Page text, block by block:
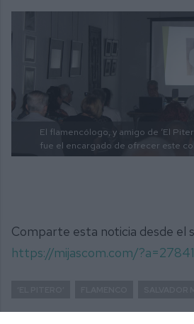
El flamencólogo, y amigo de ‘El
fue el encargado de ofrecer este
Comparte esta noticia desde el
https://mijascom.com/?a=27841